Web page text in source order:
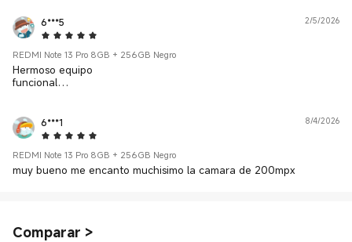
6***5
5 Star
2/5/2026
REDMI Note 13 Pro 8GB + 256GB Negro
Hermoso equipo
funcional
6***1
5 Star
8/4/2026
REDMI Note 13 Pro 8GB + 256GB Negro
muy bueno me encanto muchisimo la camara de 200mpx
Comparar >